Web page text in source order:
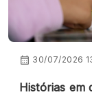
30/07/2026
Histórias em